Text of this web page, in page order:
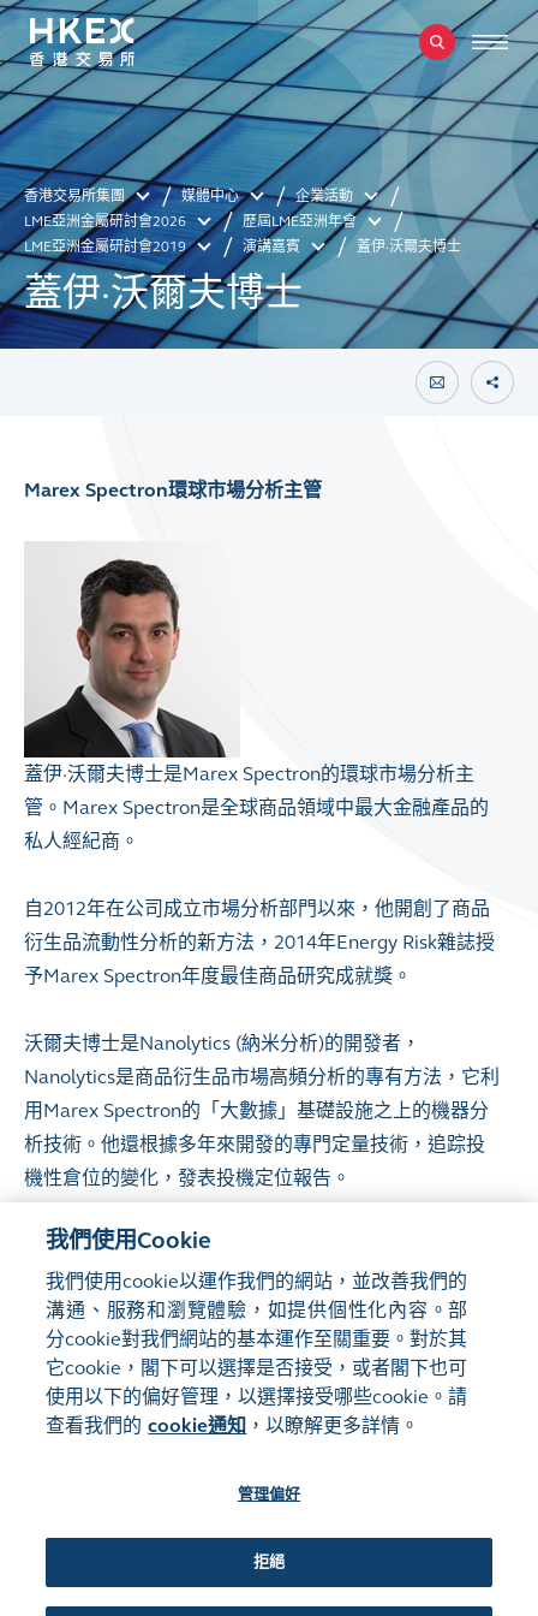
香港交易所集團 媒體中心
企業活動
LME亞洲金屬研討會2026
歷屆LME亞洲年會
LME亞洲金屬研討會2019
演講嘉賓 蓋伊·沃爾夫博士
蓋伊·沃爾夫博士
Marex Spectron環球市場分析主管
蓋伊·沃爾夫博士是Marex Spectron的環球市場分析主
管。Marex Spectron是全球商品領域中最大金融產品的
私人經紀商。
自2012年在公司成立市場分析部門以來，他開創了商品
衍生品流動性分析的新方法，2014年Energy Risk雜誌授
予Marex Spectron年度最佳商品研究成就獎。
沃爾夫博士是Nanolytics (納米分析)的開發者，
Nanolytics是商品衍生品市場高頻分析的專有方法，它利
用Marex Spectron的「大數據」基礎設施之上的機器分
析技術。他還根據多年來開發的專門定量技術，追踪投
機性倉位的變化，發表投機定位報告。
作為特許金融分析師(CFA)，沃爾夫博士擁有開普敦大學
博士學位，並在牛津大學獲得哲學、政治學及經濟學
(PPE)學士學位。
網站地圖
使用條款
©2016-26 香港交易及結算所有限公司版權所有，翻印必究
我們使用Cookie
我們使用cookie以運作我們的網站，並改善我們的
溝通、服務和瀏覽體驗，如提供個性化內容。部
分cookie對我們網站的基本運作至關重要。對於其
它cookie，閣下可以選擇是否接受，或者閣下也可
使用以下的偏好管理，以選擇接受哪些cookie。請
查看我們的 cookie通知 ，以瞭解更多詳情。
管理偏好
拒絕